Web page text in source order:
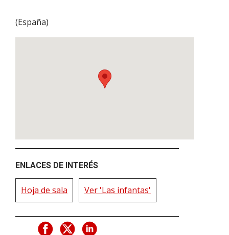
(España)
ENLACES DE INTERÉS
Hoja de sala Ver 'Las infantas'